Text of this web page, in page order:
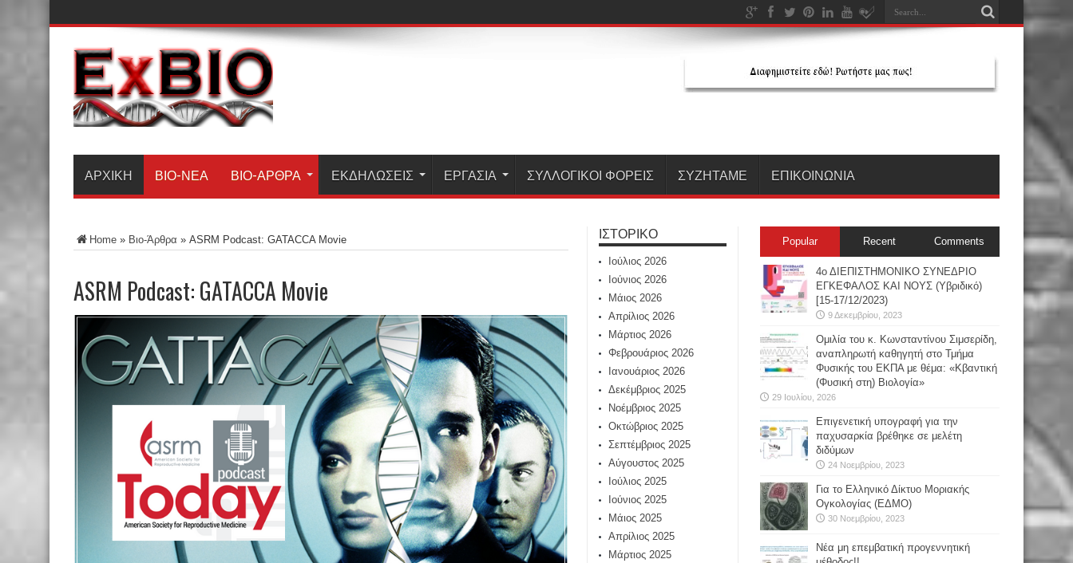
ΑΡΧΙΚΗ ΒΙΟ-ΝΈΑ ΒΙΟ-ΆΡΘΡΑ ΕΚΔΗΛΏΣΕΙΣ ΕΡΓΑΣΊΑ ΣΥΛΛΟΓΙΚΟΙ ΦΟΡΕΙΣ ΣΥΖΗΤΑΜΕ ΕΠΙΚΟΙΝΩΝΙΑ
Home » Βιο-Άρθρα » ASRM Podcast: GATACCA Movie
ASRM Podcast: GATACCA Movie
ΙΣΤΟΡΙΚΌ
Ιούλιος 2026
Ιούνιος 2026
Μάιος 2026
Απρίλιος 2026
Μάρτιος 2026
Φεβρουάριος 2026
Ιανουάριος 2026
Δεκέμβριος 2025
Νοέμβριος 2025
Οκτώβριος 2025
Σεπτέμβριος 2025
Αύγουστος 2025
Ιούλιος 2025
Ιούνιος 2025
Μάιος 2025
Απρίλιος 2025
Μάρτιος 2025
Popular Recent Comments
4ο ΔΙΕΠΙΣΤΗΜΟΝΙΚΟ ΣΥΝΕΔΡΙΟ
ΕΓΚΕΦΑΛΟΣ ΚΑΙ ΝΟΥΣ (Υβριδικό)
[15-17/12/2023)
9 Δεκεμβρίου, 2023
Oμιλία του κ. Κωνσταντίνου Σιμσερίδη,
αναπληρωτή καθηγητή στο Τμήμα
Φυσικής του ΕΚΠΑ με θέμα: «Κβαντική
(Φυσική στη) Βιολογία»
29 Ιουλίου, 2026
Επιγενετική υπογραφή για την
παχυσαρκία βρέθηκε σε μελέτη
διδύμων
24 Νοεμβρίου, 2023
Για το Ελληνικό Δίκτυο Μοριακής
Ογκολογίας (ΕΔΜΟ)
30 Νοεμβρίου, 2023
Νέα μη επεμβατική προγεννητική